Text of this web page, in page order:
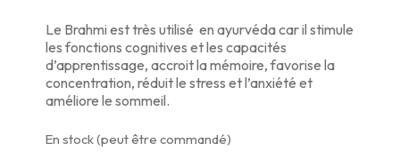
initial
était :
8,00 €.
actuel
est :
7,00 €.
Le Brahmi est très utilisé en ayurvéda car il stimule
les fonctions cognitives et les capacités
d’apprentissage, accroit la mémoire, favorise la
concentration, réduit le stress et l’anxiété et
améliore le sommeil.
En stock (peut être commandé)